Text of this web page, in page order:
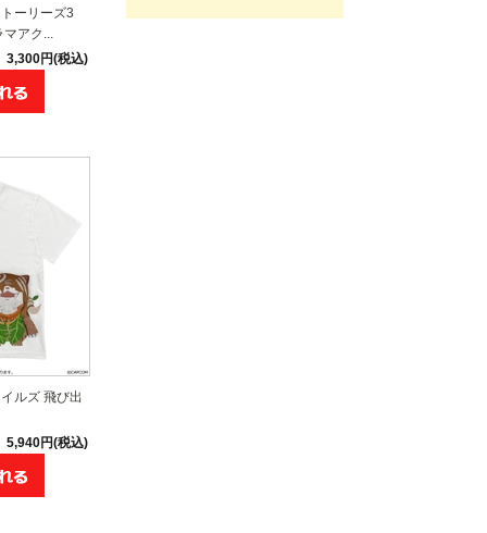
トーリーズ3
マアク...
3,300円(税込)
ルズ 飛び出
5,940円(税込)